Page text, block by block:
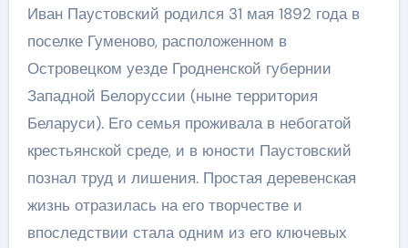
Иван Паустовский родился 31 мая 1892 года в
поселке Гуменово, расположенном в
Островецком уезде Гродненской губернии
Западной Белоруссии (ныне территория
Беларуси). Его семья проживала в небогатой
крестьянской среде, и в юности Паустовский
познал труд и лишения. Простая деревенская
жизнь отразилась на его творчестве и
впоследствии стала одним из его ключевых